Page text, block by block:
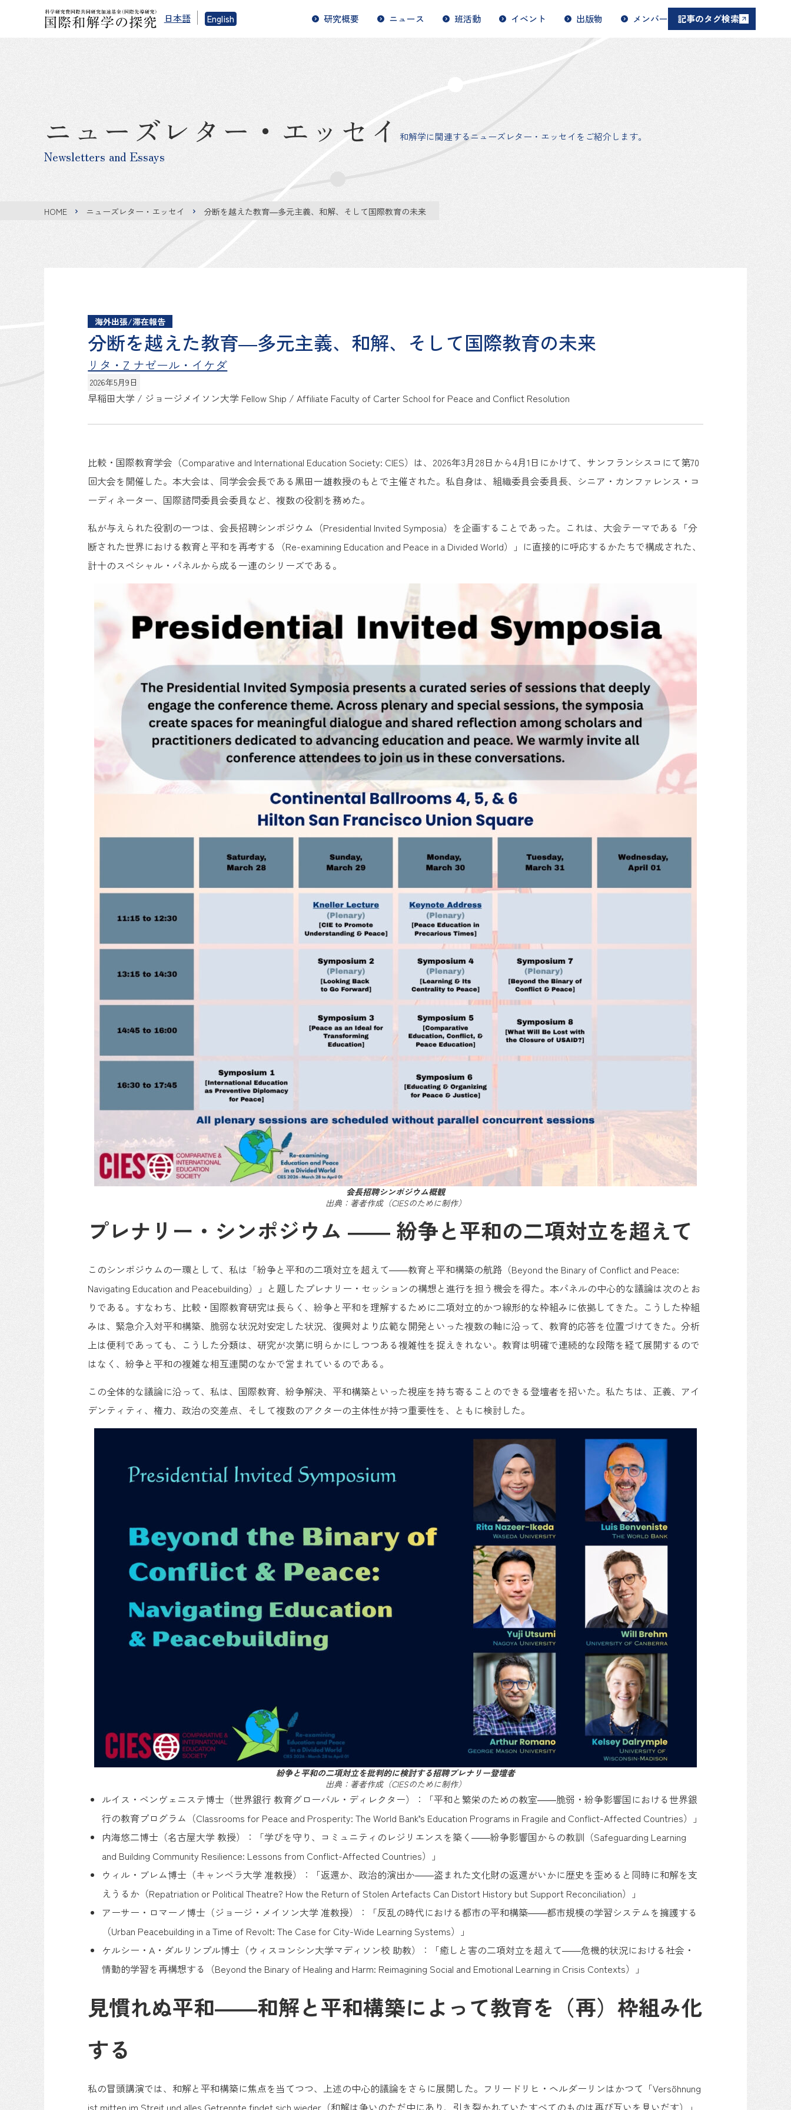
日本語 English 記事のタグ検索
研究概要 ニュース 班活動 イベント 出版物 メンバー
ニューズレター・エッセイ
Newsletters and Essays
和解学に関連するニューズレター・エッセイをご紹介します。
HOME ニューズレター・エッセイ 分断を越えた教育―多元主義、和解、そして国際教育の未来
海外出張/滞在報告
分断を越えた教育―多元主義、和解、そして国際教育の未来
リタ・Z ナゼール・イケダ
2026年5月9日
早稲田大学 / ジョージメイソン大学 Fellow Ship / Affiliate Faculty of Carter School for Peace and Conflict Resolution
比較・国際教育学会（Comparative and International Education Society: CIES）は、2026年3月28日から4月1日にかけて、サンフランシスコにて第70
回大会を開催した。本大会は、同学会会長である黒田一雄教授のもとで主催された。私自身は、組織委員会委員長、シニア・カンファレンス・コ
ーディネーター、国際諮問委員会委員など、複数の役割を務めた。
私が与えられた役割の一つは、会長招聘シンポジウム（Presidential Invited Symposia）を企画することであった。これは、大会テーマである「分
断された世界における教育と平和を再考する（Re-examining Education and Peace in a Divided World）」に直接的に呼応するかたちで構成された、
計十のスペシャル・パネルから成る一連のシリーズである。
会長招聘シンポジウム概観
出典：著者作成（CIESのために制作）
プレナリー・シンポジウム ―― 紛争と平和の二項対立を超えて
このシンポジウムの一環として、私は「紛争と平和の二項対立を超えて――教育と平和構築の航路（Beyond the Binary of Conflict and Peace:
Navigating Education and Peacebuilding）」と題したプレナリー・セッションの構想と進行を担う機会を得た。本パネルの中心的な議論は次のとお
りである。すなわち、比較・国際教育研究は長らく、紛争と平和を理解するために二項対立的かつ線形的な枠組みに依拠してきた。こうした枠組
みは、緊急介入対平和構築、脆弱な状況対安定した状況、復興対より広範な開発といった複数の軸に沿って、教育的応答を位置づけてきた。分析
上は便利であっても、こうした分類は、研究が次第に明らかにしつつある複雑性を捉えきれない。教育は明確で連続的な段階を経て展開するので
はなく、紛争と平和の複雑な相互連関のなかで営まれているのである。
この全体的な議論に沿って、私は、国際教育、紛争解決、平和構築といった視座を持ち寄ることのできる登壇者を招いた。私たちは、正義、アイ
デンティティ、権力、政治の交差点、そして複数のアクターの主体性が持つ重要性を、ともに検討した。
紛争と平和の二項対立を批判的に検討する招聘プレナリー登壇者
出典：著者作成（CIESのために制作）
ルイス・ベンヴェニステ博士（世界銀行 教育グローバル・ディレクター）：「平和と繁栄のための教室――脆弱・紛争影響国における世界銀
行の教育プログラム（Classrooms for Peace and Prosperity: The World Bank’s Education Programs in Fragile and Conflict-Affected Countries）」
内海悠二博士（名古屋大学 教授）：「学びを守り、コミュニティのレジリエンスを築く――紛争影響国からの教訓（Safeguarding Learning
and Building Community Resilience: Lessons from Conflict-Affected Countries）」
ウィル・ブレム博士（キャンベラ大学 准教授）：「返還か、政治的演出か――盗まれた文化財の返還がいかに歴史を歪めると同時に和解を支
えうるか（Repatriation or Political Theatre? How the Return of Stolen Artefacts Can Distort History but Support Reconciliation）」
アーサー・ロマーノ博士（ジョージ・メイソン大学 准教授）：「反乱の時代における都市の平和構築――都市規模の学習システムを擁護する
（Urban Peacebuilding in a Time of Revolt: The Case for City-Wide Learning Systems）」
ケルシー・A・ダルリンプル博士（ウィスコンシン大学マディソン校 助教）：「癒しと害の二項対立を超えて――危機的状況における社会・
情動的学習を再構想する（Beyond the Binary of Healing and Harm: Reimagining Social and Emotional Learning in Crisis Contexts）」
見慣れぬ平和――和解と平和構築によって教育を（再）枠組み化
する
私の冒頭講演では、和解と平和構築に焦点を当てつつ、上述の中心的議論をさらに展開した。フリードリヒ・ヘルダーリンはかつて「Versöhnung
ist mitten im Streit und alles Getrennte findet sich wieder（和解は争いのただ中にあり、引き裂かれていたすべてのものは再び互いを見いだす）」